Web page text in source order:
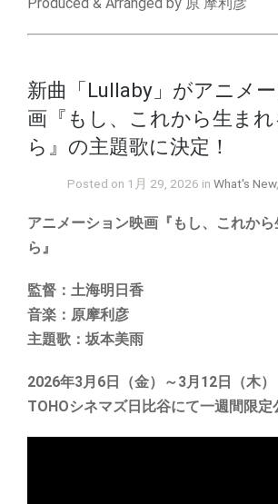
新曲「Lullaby」がアニメ
画『もし、これから生ま
ら』の主題歌に決定！
Posted on 1月 29, 2026 inWhat's New,
アニメーション映画『もし、これか
ら』
監督： 土海明日香
音楽： 原摩利彦
主題歌： 坂本美雨
2026年3月6日（金）～3月12日（木）
TOHOシネマズ日比谷にて一週間限定